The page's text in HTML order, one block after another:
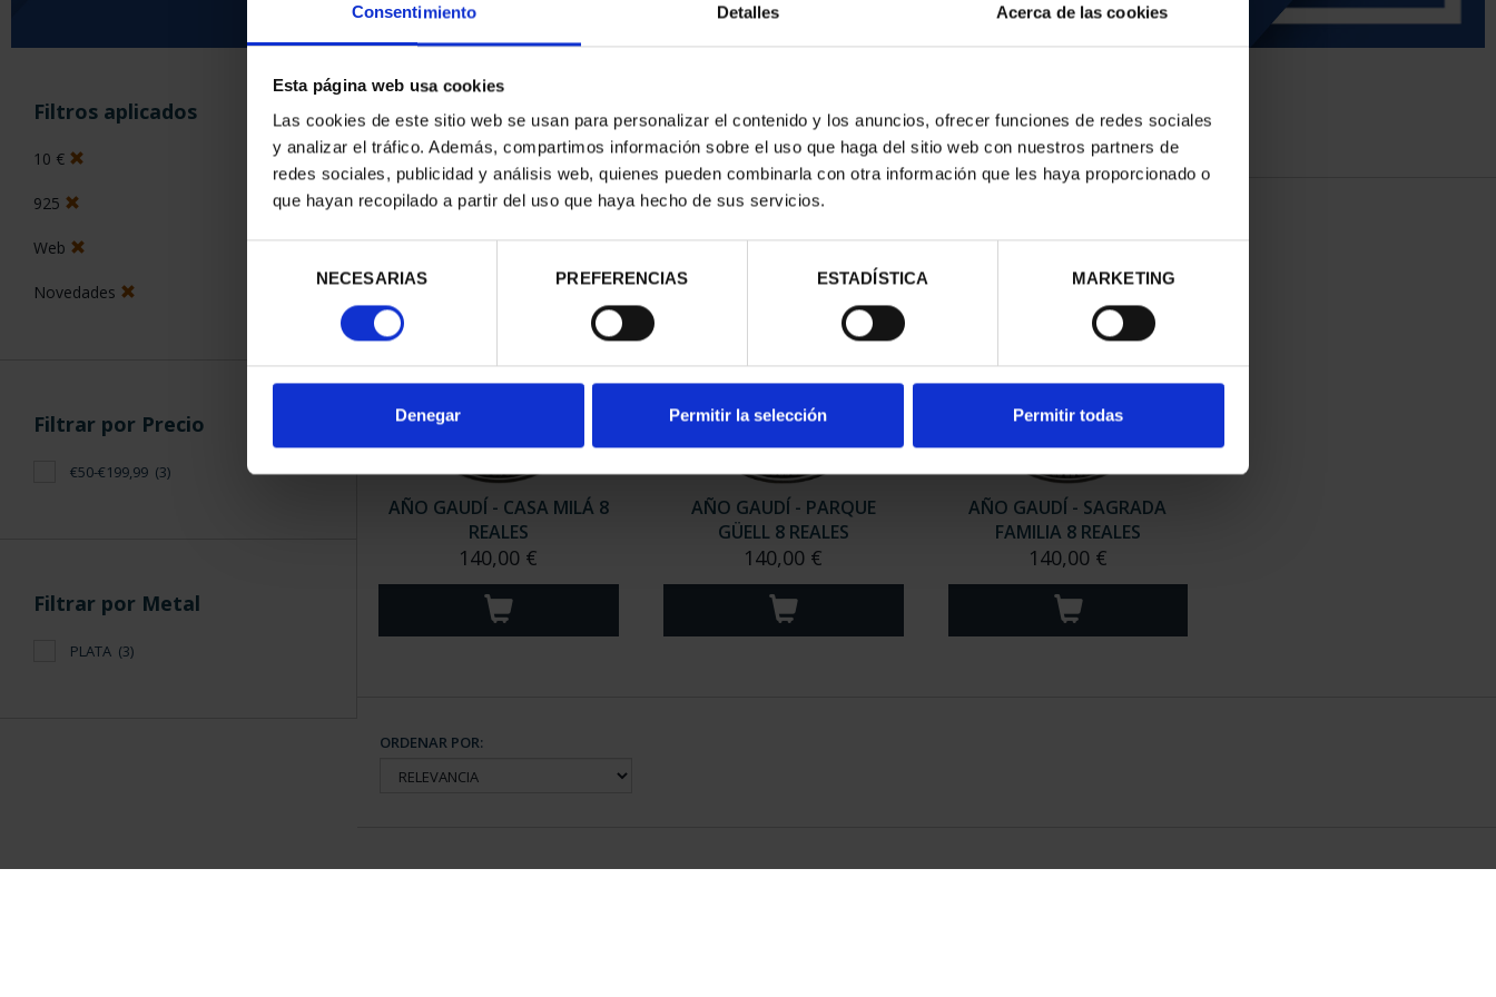
Consentimiento Detalles Acerca de las cookies
Esta página web usa cookies
Las cookies de este sitio web se usan para personalizar el contenido y los anuncios, ofrecer funciones de redes sociales
y analizar el tráfico. Además, compartimos información sobre el uso que haga del sitio web con nuestros partners de
redes sociales, publicidad y análisis web, quienes pueden combinarla con otra información que les haya proporcionado o
que hayan recopilado a partir del uso que haya hecho de sus servicios.
consentimiento
NECESARIAS PREFERENCIAS ESTADÍSTICA MARKETING
Denegar Permitir la selección Permitir todas
Filtros aplicados
10 €
925
Web
Novedades
Filtrar por Precio
€50-€199,99 (3)
Filtrar por Metal
PLATA (3)
ORDENAR POR:
3 Productos encontrados
AÑO GAUDÍ - CASA MILÁ 8
REALES
140,00 €
AÑO GAUDÍ - PARQUE
GÜELL 8 REALES
140,00 €
AÑO GAUDÍ - SAGRADA
FAMILIA 8 REALES
140,00 €
ORDENAR POR: